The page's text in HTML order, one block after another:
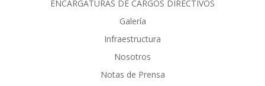
ENCARGATURAS DE CARGOS DIRECTIVOS
Galería
Infraestructura
Nosotros
Notas de Prensa